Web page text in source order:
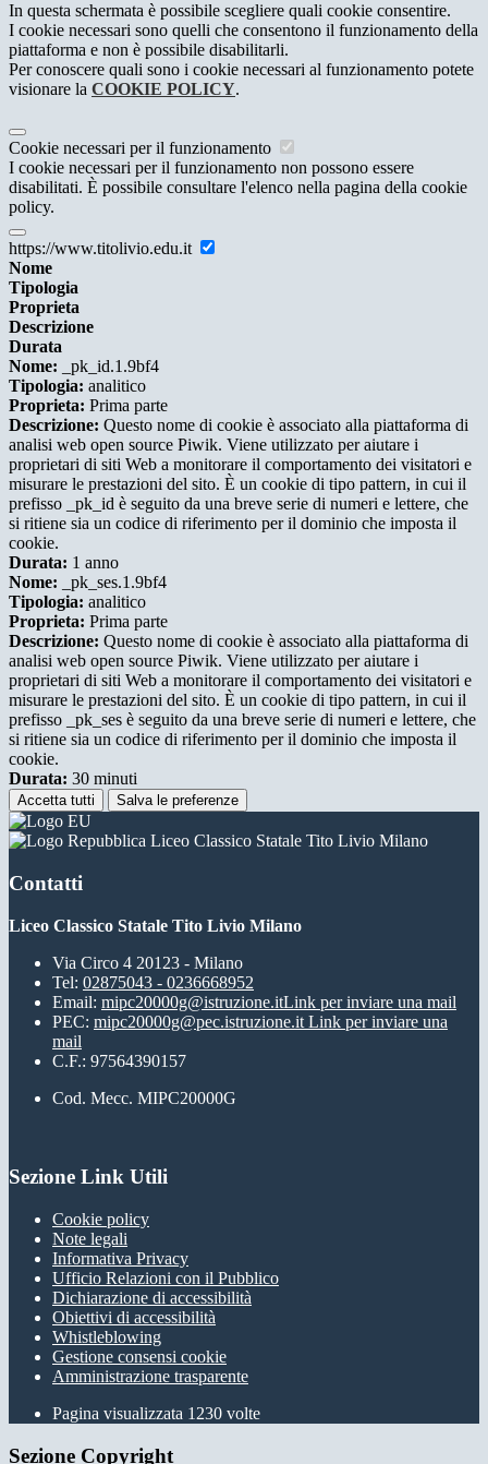
In questa schermata è possibile scegliere quali cookie consentire.
I cookie necessari sono quelli che consentono il funzionamento della
piattaforma e non è possibile disabilitarli.
Per conoscere quali sono i cookie necessari al funzionamento potete
visionare la COOKIE POLICY.
Cookie necessari per il funzionamento
I cookie necessari per il funzionamento non possono essere
disabilitati. È possibile consultare l'elenco nella pagina della cookie
policy.
https://www.titolivio.edu.it
Nome
Tipologia
Proprieta
Descrizione
Durata
Nome: _pk_id.1.9bf4
Tipologia: analitico
Proprieta: Prima parte
Descrizione: Questo nome di cookie è associato alla piattaforma di
analisi web open source Piwik. Viene utilizzato per aiutare i
proprietari di siti Web a monitorare il comportamento dei visitatori e
misurare le prestazioni del sito. È un cookie di tipo pattern, in cui il
prefisso _pk_id è seguito da una breve serie di numeri e lettere, che
si ritiene sia un codice di riferimento per il dominio che imposta il
cookie.
Durata: 1 anno
Nome: _pk_ses.1.9bf4
Tipologia: analitico
Proprieta: Prima parte
Descrizione: Questo nome di cookie è associato alla piattaforma di
analisi web open source Piwik. Viene utilizzato per aiutare i
proprietari di siti Web a monitorare il comportamento dei visitatori e
misurare le prestazioni del sito. È un cookie di tipo pattern, in cui il
prefisso _pk_ses è seguito da una breve serie di numeri e lettere, che
si ritiene sia un codice di riferimento per il dominio che imposta il
cookie.
Durata: 30 minuti
Accetta tutti Salva le preferenze
Liceo Classico Statale Tito Livio Milano
Contatti
Liceo Classico Statale Tito Livio Milano
Via Circo 4 20123 - Milano
Tel: 02875043 - 0236668952
Email: mipc20000g@istruzione.itLink per inviare una mail
PEC: mipc20000g@pec.istruzione.it Link per inviare una
mail
C.F.: 97564390157
Cod. Mecc. MIPC20000G
Sezione Link Utili
Cookie policy
Note legali
Informativa Privacy
Ufficio Relazioni con il Pubblico
Dichiarazione di accessibilità
Obiettivi di accessibilità
Whistleblowing
Gestione consensi cookie
Amministrazione trasparente
Pagina visualizzata 1230 volte
Sezione Copyright